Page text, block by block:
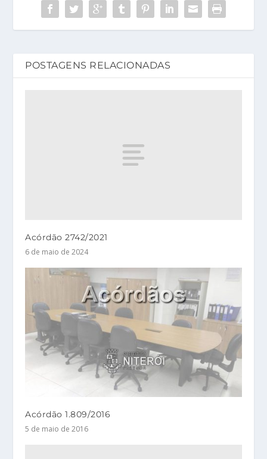
POSTAGENS RELACIONADAS
Acórdão 2742/2021
6 de maio de 2024
Acórdão 1.809/2016
5 de maio de 2016